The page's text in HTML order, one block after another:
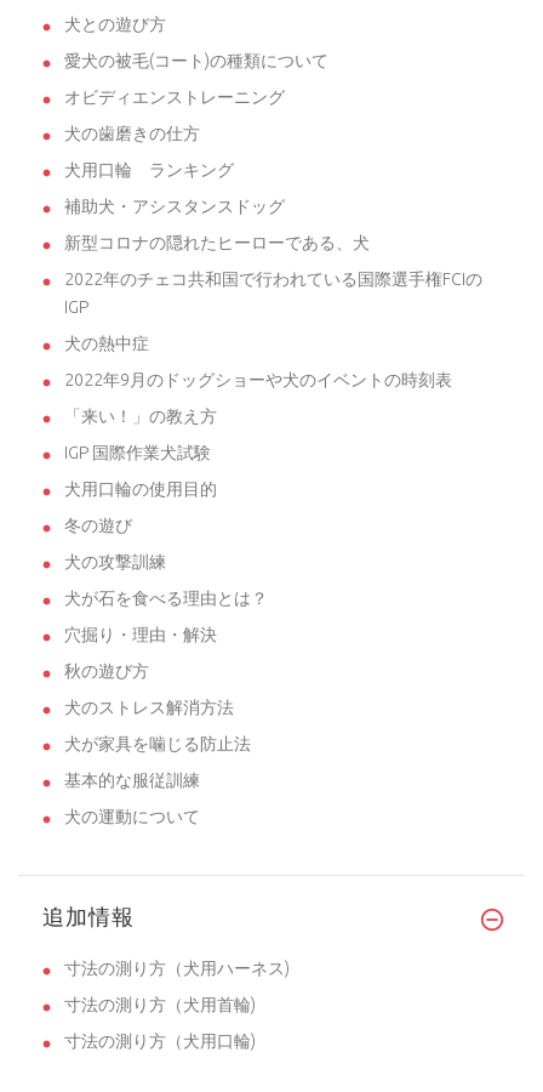
犬との遊び方
愛犬の被毛(コート)の種類について
オビディエンストレーニング
犬の歯磨きの仕方
犬用口輪 ランキング
補助犬・アシスタンスドッグ
新型コロナの隠れたヒーローである、犬
2022年のチェコ共和国で行われている国際選手権FCIの
IGP
犬の熱中症
2022年9月のドッグショーや犬のイベントの時刻表
「来い！」の教え方
IGP 国際作業犬試験
犬用口輪の使用目的
冬の遊び
犬の攻撃訓練
犬が石を食べる理由とは？
穴掘り・理由・解決
秋の遊び方
犬のストレス解消方法
犬が家具を噛じる防止法
基本的な服従訓練
犬の運動について
追加情報
寸法の測り方（犬用ハーネス)
寸法の測り方（犬用首輪)
寸法の測り方（犬用口輪)